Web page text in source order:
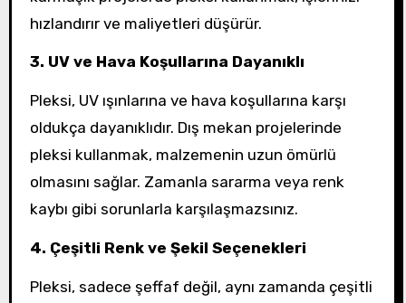
hızlandırır ve maliyetleri düşürür.
3. UV ve Hava Koşullarına Dayanıklı
Pleksi, UV ışınlarına ve hava koşullarına karşı
oldukça dayanıklıdır. Dış mekan projelerinde
pleksi kullanmak, malzemenin uzun ömürlü
olmasını sağlar. Zamanla sararma veya renk
kaybı gibi sorunlarla karşılaşmazsınız.
4. Çeşitli Renk ve Şekil Seçenekleri
Pleksi, sadece şeffaf değil, aynı zamanda çeşitli